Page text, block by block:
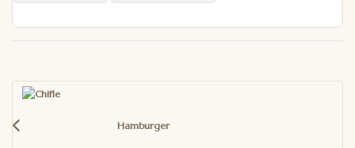
în
articole
Hamburger